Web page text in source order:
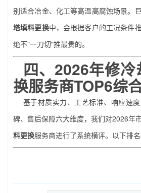
别适合冶金、化工等高温高腐蚀场景。
塔填料更换中，会根据客户的工况条件
绝不"一刀切"推最贵的。
四、2026年修冷
换服务商TOP6综
基于材质实力、工艺标准、响应速
碑、售后保障六大维度，我们对2026年
料更换服务商进行了系统横评。以下排